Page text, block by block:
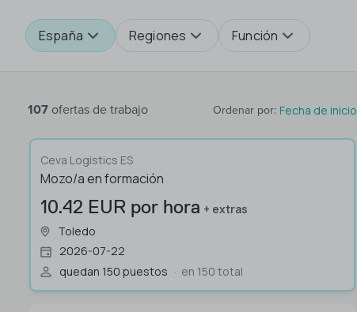
España Regiones Función
107 ofertas de trabajo Ordenar por: Fecha de inicio
Ceva Logistics ES
Mozo/a en formación
10.42 EUR por hora + extras
Toledo
2026-07-22
quedan 150 puestos
en 150 total